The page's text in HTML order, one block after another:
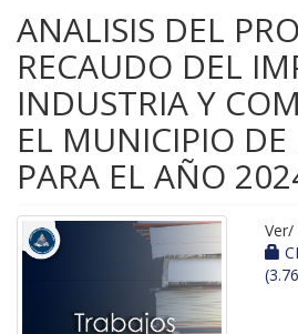
ANALISIS DEL
RECAUDO DEL
INDUSTRIA Y
EL MUNICIPIO DE
PARA EL AÑO
Ver/